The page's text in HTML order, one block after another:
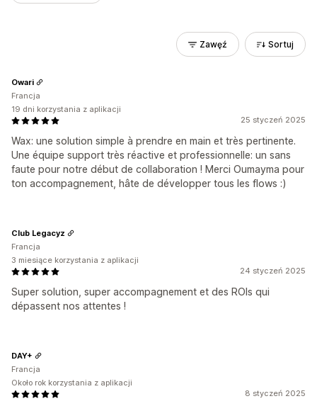
Zawęź Sortuj
25 styczeń 2025
Wax: une solution simple à prendre en main et très pertinente.
Une équipe support très réactive et professionnelle: un sans
faute pour notre début de collaboration ! Merci Oumayma pour
ton accompagnement, hâte de développer tous les flows :)
Owari
Francja
19 dni korzystania z aplikacji
24 styczeń 2025
Super solution, super accompagnement et des ROIs qui
dépassent nos attentes !
Club Legacyz
Francja
3 miesiące korzystania z aplikacji
8 styczeń 2025
DAY+
Francja
Około rok korzystania z aplikacji